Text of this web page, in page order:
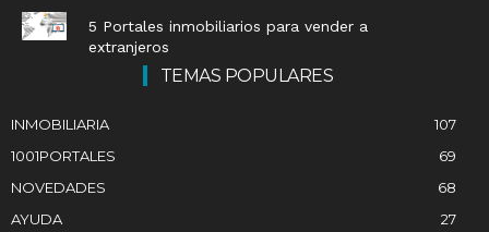
5 Portales inmobiliarios para vender a
extranjeros
TEMAS POPULARES
INMOBILIARIA
107
1001PORTALES
69
NOVEDADES
68
AYUDA
27